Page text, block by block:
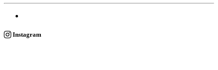
Instagram